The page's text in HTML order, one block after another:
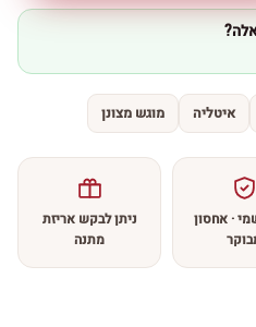
איטליה מוגש מצונן
· אחסון
ניתן לבקש אריזת
מתנה